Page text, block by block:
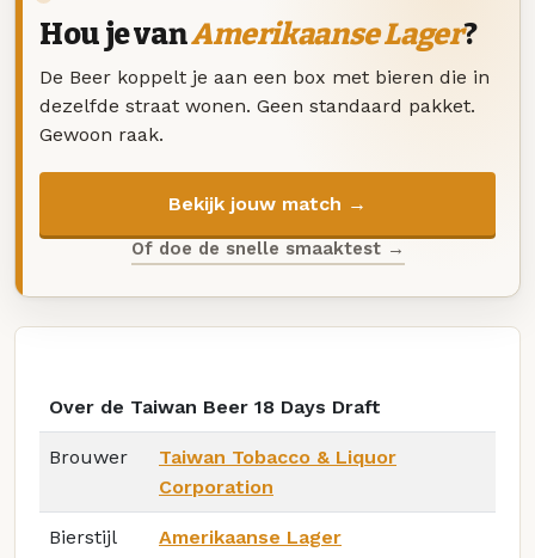
Hou je vanAmerikaanse Lager?
De Beer koppelt je aan een box met bieren die in
dezelfde straat wonen. Geen standaard pakket.
Gewoon raak.
Bekijk jouw match →
Of doe de snelle smaaktest →
Over de Taiwan Beer 18 Days Draft
Brouwer
Taiwan Tobacco & Liquor
Corporation
Bierstijl Amerikaanse Lager